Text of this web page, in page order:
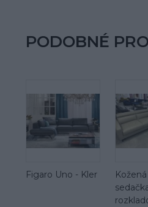
PODOBNÉ
Figaro Uno - Kler